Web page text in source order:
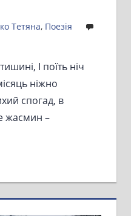
Тетяна, Поезія
І поїть ніч
ніжно
спогад, в
жасмин –